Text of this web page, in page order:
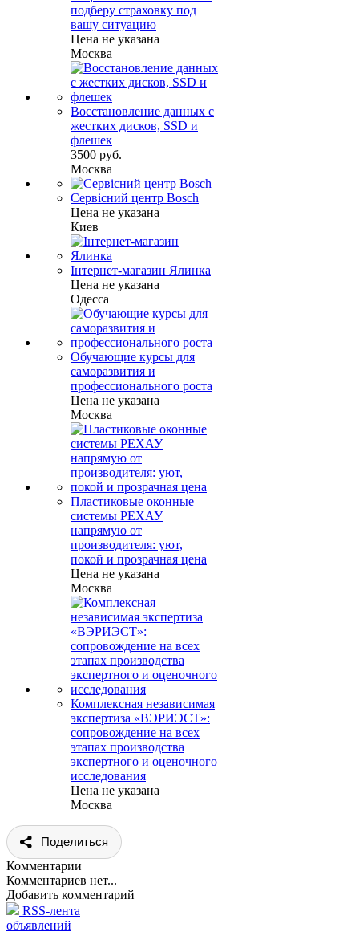
подберу страховку под
вашу ситуацию
Цена не указана
Москва
Восстановление данных с
жестких дисков, SSD и
флешек
3500 руб.
Москва
Сервісний центр Bosch
Цена не указана
Киев
Інтернет-магазин Ялинка
Цена не указана
Одесса
Обучающие курсы для
саморазвития и
профессионального роста
Цена не указана
Москва
Пластиковые оконные
системы РЕХАУ
напрямую от
производителя: уют,
покой и прозрачная цена
Цена не указана
Москва
Комплексная независимая
экспертиза «ВЭРИЭСТ»:
сопровождение на всех
этапах производства
экспертного и оценочного
исследования
Цена не указана
Москва
Поделиться
Комментарии
Комментариев нет...
Добавить комментарий
RSS-лента
объявлений